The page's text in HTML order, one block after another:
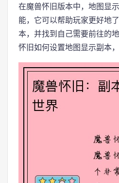
在魔兽怀旧版本中，地图显
能，它可以帮助玩家更好地
本，并找到自己需要前往的
怀旧如何设置地图显示副本